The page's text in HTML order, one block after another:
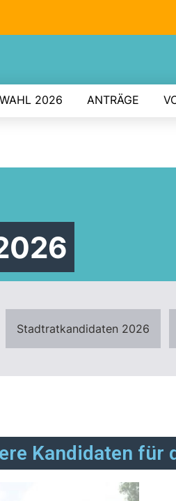
2026 ANTRÄGE
Stadtratkandidaten 2026
Kandidaten für